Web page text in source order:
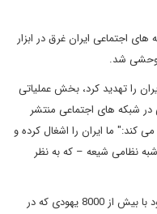
اجتماعی ایران غرق در ابزار
وحشی شد.
را تهدید کرد، بخش عملیاتی
در شبکه های اجتماعی منتشر
کند:" ما ایران را اشغال کرده و
نظامی شیعه – که به نظر
ویدئوی داعش تهران را به خاطر رفتار ملایم خود با بیش از 8000 یهودی که در